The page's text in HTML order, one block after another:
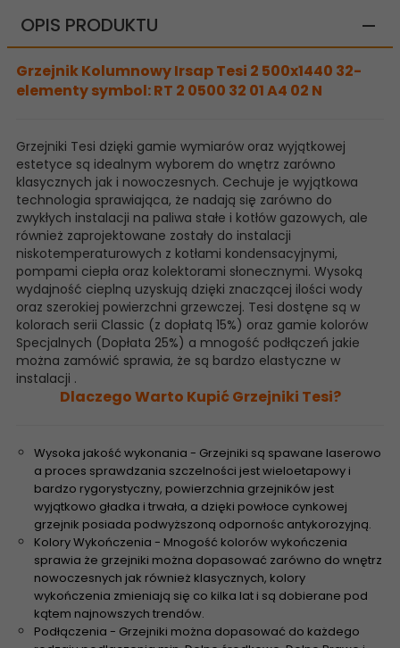
OPIS PRODUKTU
Grzejnik Kolumnowy Irsap Tesi 2 500x1440 32-
elementy symbol: RT 2 0500 32 01 A4 02 N
Grzejniki Tesi dzięki gamie wymiarów oraz wyjątkowej
estetyce są idealnym wyborem do wnętrz zarówno
klasycznych jak i nowoczesnych. Cechuje je wyjątkowa
technologia sprawiająca, że nadają się zarówno do
zwykłych instalacji na paliwa stałe i kotłów gazowych, ale
również zaprojektowane zostały do instalacji
niskotemperaturowych z kotłami kondensacyjnymi,
pompami ciepła oraz kolektorami słonecznymi. Wysoką
wydajność cieplną uzyskują dzięki znaczącej ilości wody
oraz szerokiej powierzchni grzewczej. Tesi dostęne są w
kolorach serii Classic (z dopłatą 15%) oraz gamie kolorów
Specjalnych (Dopłata 25%) a mnogość podłączeń jakie
można zamówić sprawia, że są bardzo elastyczne w
instalacji .
Dlaczego Warto Kupić Grzejniki Tesi?
Wysoka jakość wykonania - Grzejniki są spawane laserowo
a proces sprawdzania szczelności jest wieloetapowy i
bardzo rygorystyczny, powierzchnia grzejników jest
wyjątkowo gładka i trwała, a dzięki powłoce cynkowej
grzejnik posiada podwyższoną odpornośc antykorozyjną.
Kolory Wykończenia - Mnogość kolorów wykończenia
sprawia że grzejniki można dopasować zarówno do wnętrz
nowoczesnych jak również klasycznych, kolory
wykończenia zmieniają się co kilka lat i są dobierane pod
kątem najnowszych trendów.
Podłączenia - Grzejniki można dopasować do każdego